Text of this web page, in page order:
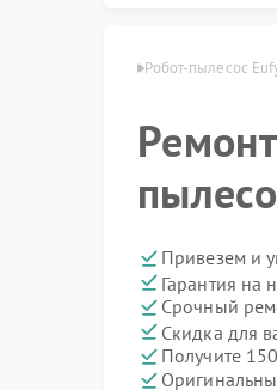
Робот-пылесос
Привезем и
Гарантия на
Срочный
Скидка для
Получите